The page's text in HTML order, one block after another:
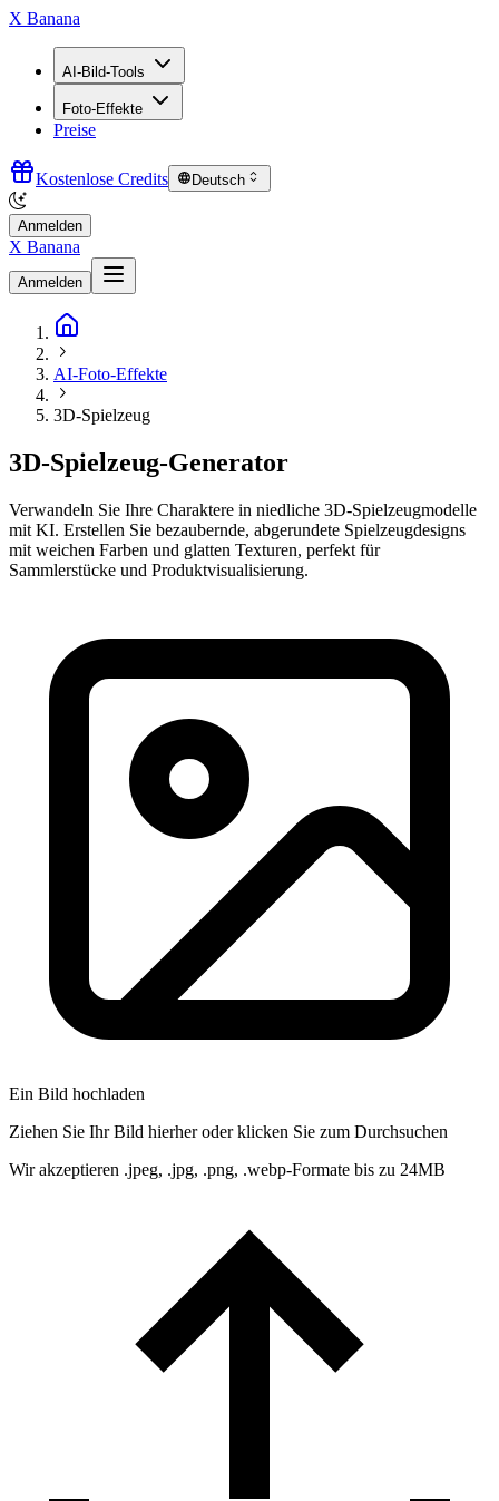
X Banana
AI-Bild-Tools
Foto-Effekte
Preise
Kostenlose Credits Deutsch
Anmelden
X Banana
Anmelden
AI-Foto-Effekte
3D-Spielzeug
3D-Spielzeug-Generator
Verwandeln Sie Ihre Charaktere in niedliche 3D-Spielzeugmodelle
mit KI. Erstellen Sie bezaubernde, abgerundete Spielzeugdesigns
mit weichen Farben und glatten Texturen, perfekt für
Sammlerstücke und Produktvisualisierung.
Ein Bild hochladen
Ziehen Sie Ihr Bild hierher oder klicken Sie zum Durchsuchen
Wir akzeptieren .jpeg, .jpg, .png, .webp-Formate bis zu 24MB